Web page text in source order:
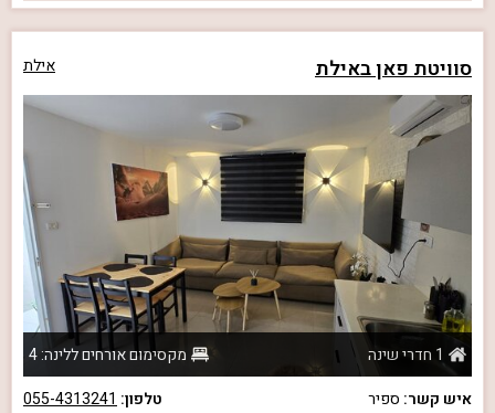
סוויטת פאן באילת אילת
1 חדרי שינה
מקסימום אורחים ללינה: 4
איש קשר: ספיר טלפון: 055-4313241